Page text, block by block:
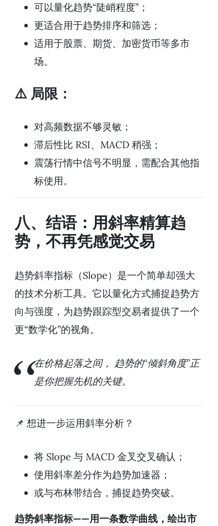
可以量化趋势“陡峭程度”；
更适合用于趋势排序和筛选；
适用于股票、期货、加密货币等多市
场。
⚠️ 局限：
对高频数据不够灵敏；
滞后性比 RSI、MACD 稍强；
震荡行情中信号不明显，需配合其他指
标使用。
八、结语：用斜率精算趋
势，不再凭感觉交易
趋势斜率指标（Slope）是一个简单却强大
的技术分析工具。它以量化方式捕捉趋势方
向与强度，为趋势跟踪型交易者提供了一个
更“数学化”的视角。
在价格起落之间， 趋势的“倾斜角度”正
是你把握先机的关键。
📌 想进一步运用斜率分析？
将 Slope 与 MACD 金叉交叉确认；
使用斜率差分作为趋势加速器；
或与布林带结合，捕捉趋势突破。
趋势斜率指标——用一条数学曲线，绘出市